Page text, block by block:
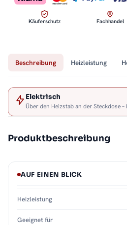
Käuferschutz Fachhandel
Beschreibung Heizleistung
Elektrisch
Über den Heizstab an der Steckdose
Produktbeschreibung
AUF EINEN BLICK
Heizleistung
Geeignet für